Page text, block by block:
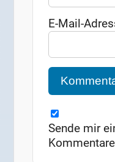
E-Mail-
Sende mir